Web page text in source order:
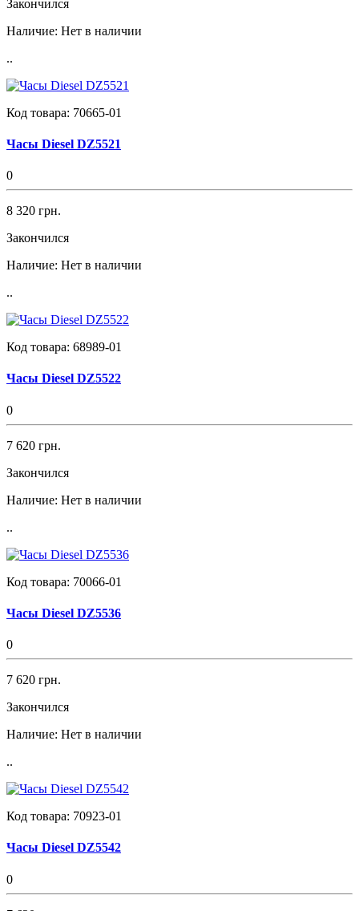
Закончился
Наличие: Нет в наличии
..
Код товара: 70665-01
Часы Diesel DZ5521
0
8 320 грн.
Закончился
Наличие: Нет в наличии
..
Код товара: 68989-01
Часы Diesel DZ5522
0
7 620 грн.
Закончился
Наличие: Нет в наличии
..
Код товара: 70066-01
Часы Diesel DZ5536
0
7 620 грн.
Закончился
Наличие: Нет в наличии
..
Код товара: 70923-01
Часы Diesel DZ5542
0